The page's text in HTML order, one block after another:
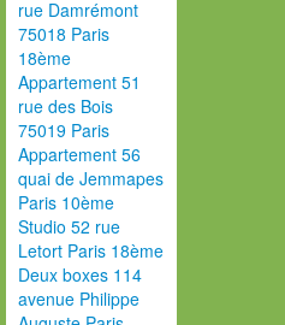
rue Damrémont
75018 Paris
18ème
Appartement 51
rue des Bois
75019 Paris
Appartement 56
quai de Jemmapes
Paris 10ème
Studio 52 rue
Letort Paris 18ème
Deux boxes 114
avenue Philippe